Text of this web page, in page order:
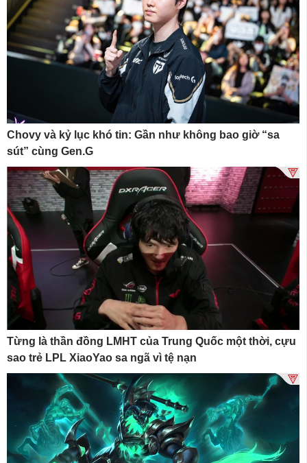
Chovy và kỷ lục khó tin: Gần như không bao giờ “sa
sút” cùng Gen.G
Từng là thần đồng LMHT của Trung Quốc một thời, cựu
sao trẻ LPL XiaoYao sa ngã vì tệ nạn